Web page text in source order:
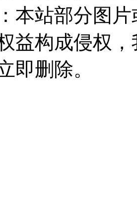
本站部分图
益构成侵权
即删除。